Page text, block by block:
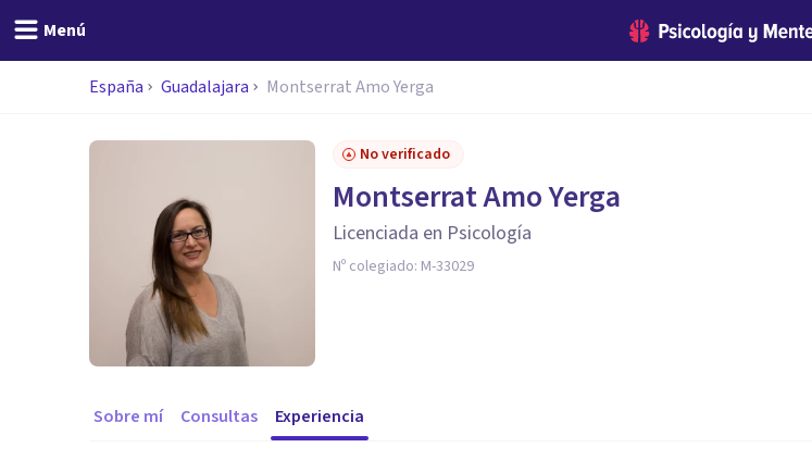
Menú
España Guadalajara Montserrat Amo Yerga
No verificado
Montserrat Amo Yerga
Licenciada en Psicología
Nº colegiado: M-33029
Sobre mí Consultas Experiencia